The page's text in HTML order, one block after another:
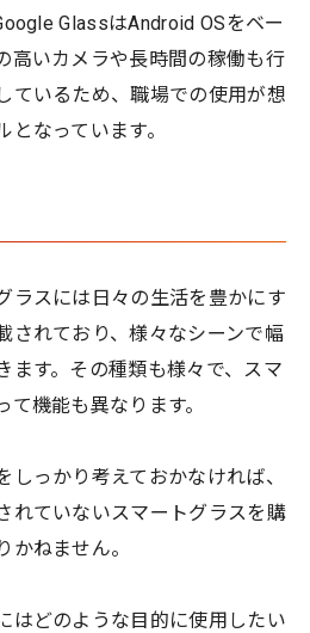
GlassはAndroid OSをベー
高いカメラや長時間の稼働も行
ているため、職場での使用が想
なっています。
ラスには日々の生活を豊かにす
されており、様々なシーンで幅
ます。その種類も様々で、スマ
機能も異なります。
しっかり考えておかなければ、
れていないスマートグラスを購
かねません。
はどのような目的に使用したい